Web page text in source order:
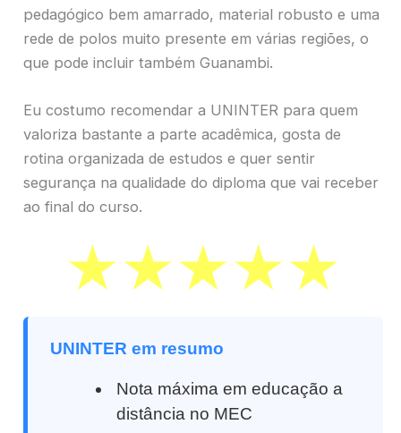
pedagógico bem amarrado, material robusto e uma
rede de polos muito presente em várias regiões, o
que pode incluir também Guanambi.
Eu costumo recomendar a UNINTER para quem
valoriza bastante a parte acadêmica, gosta de
rotina organizada de estudos e quer sentir
segurança na qualidade do diploma que vai receber
ao final do curso.
UNINTER em resumo
Nota máxima em educação a
distância no MEC